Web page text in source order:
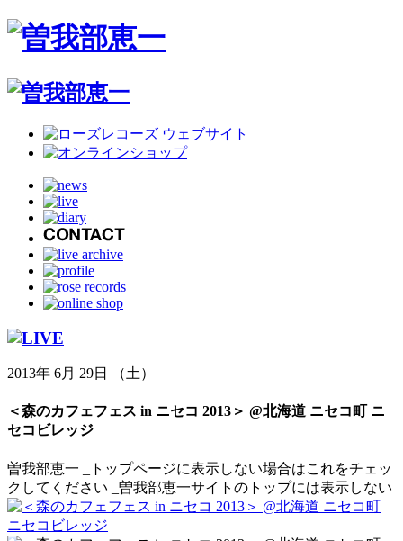
2013年 6月 29日 （土）
＜森のカフェフェス in ニセコ 2013＞ @北海道 ニセコ町 ニ
セコビレッジ
曽我部恵一
_トップページに表示しない場合はこれをチェッ
クしてください
_曽我部恵一サイトのトップには表示しない